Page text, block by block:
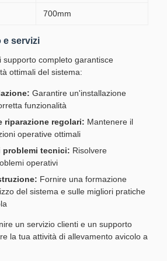
700mm
e servizi
supporto completo garantisce
ottimali del sistema:
Garantire un'installazione
funzionalità
riparazione regolari: Mantenere il
operative ottimali
problemi tecnici: Risolvere
operativi
Fornire una formazione
del sistema e sulle migliori pratiche
un servizio clienti e un supporto
la tua attività di allevamento avicolo a